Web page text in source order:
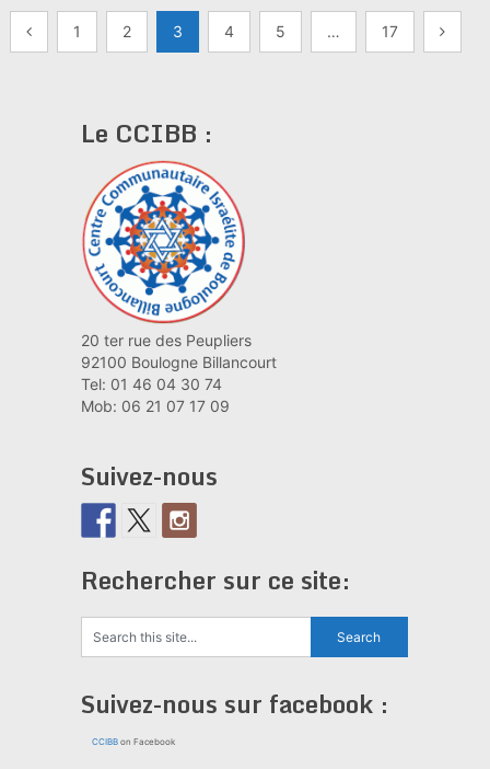
Pagination
1 2 3 4 5 … 17
Le CCIBB :
20 ter rue des Peupliers
92100 Boulogne Billancourt
Tel: 01 46 04 30 74
Mob: 06 21 07 17 09
Suivez-nous
Rechercher sur ce site:
Suivez-nous sur facebook :
CCIBBon Facebook